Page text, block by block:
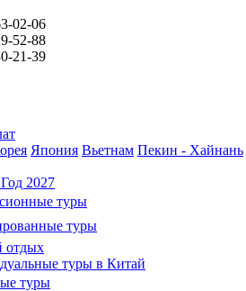
02-06
52-88
21-39
Япония Вьетнам Пекин - Хайнань
2027
туры
туры
отдых
туры в Китай
туры